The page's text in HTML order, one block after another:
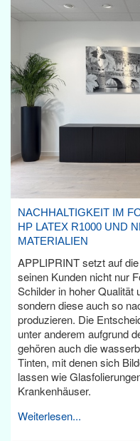
NACHHALTIGKEIT IM
HP LATEX R1000 UND
MATERIALIEN
APPLIPRINT setzt auf
seinen Kunden nicht nur
Schilder in hoher Qualität
sondern diese auch so
produzieren. Die
unter anderem aufgrund
gehören auch die
Tinten, mit denen sich
lassen wie
Krankenhäuser.
Weiterlesen...